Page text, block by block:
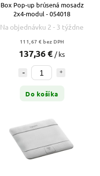
Box Pop-up brúsená mosadz
2x4-modul - 054018
Na objednávku 2 - 3 týždne
111,67 € bez DPH
137,36 € / ks
Do košíka